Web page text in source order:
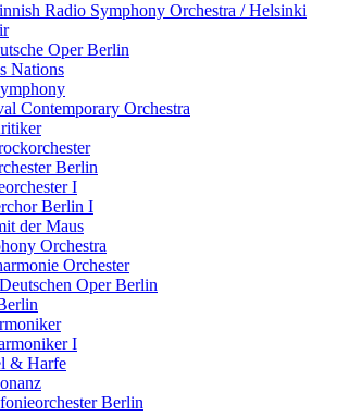
Radio Symphony Orchestra / Helsinki
Oper Berlin
Nations
Contemporary Orchestra
Berlin
I
Berlin I
der Maus
Orchestra
Orchester
Oper Berlin
I
& Harfe
Berlin